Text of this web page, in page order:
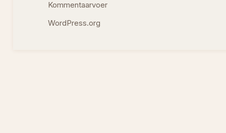
Kommentaarvoer
WordPress.org